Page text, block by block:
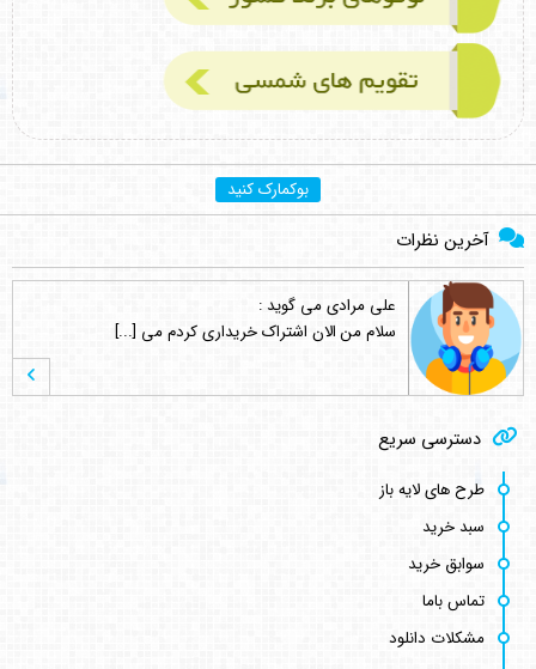
بوکمارک کنید
آخرین نظرات
علی مرادیمی گوید :
سلام من الان اشتراک خریداری کردم می [...]
علی مرادیدسترسی سریع
طرح های لایه باز
سبد خرید
سوابق خرید
تماس باما
مشکلات دانلود